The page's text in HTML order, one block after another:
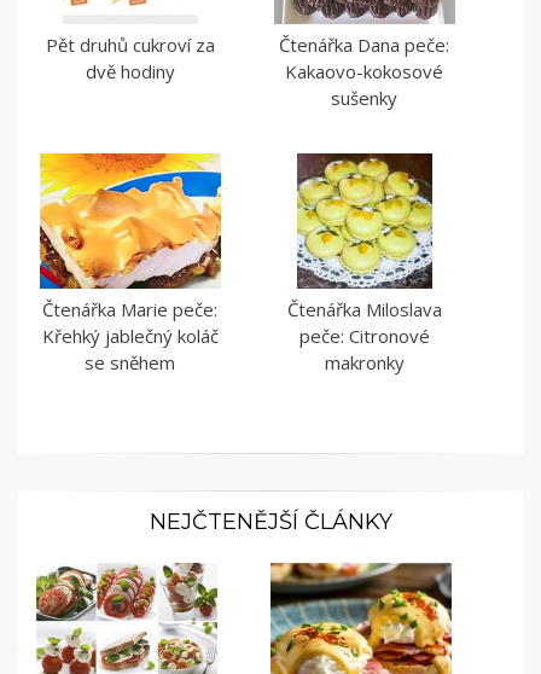
Pět druhů cukroví za
dvě hodiny
Čtenářka Dana peče:
Kakaovo-kokosové
sušenky
Čtenářka Marie peče:
Křehký jablečný koláč
se sněhem
Čtenářka Miloslava
peče: Citronové
makronky
NEJČTENĚJŠÍ ČLÁNKY